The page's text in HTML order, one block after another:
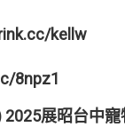
kellw
8npz1
展昭台中